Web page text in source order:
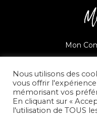
Mon
©
Nous utilisons des
vous offrir
mémorisant vos
En cliquant sur «
l'utilisation de TOUS